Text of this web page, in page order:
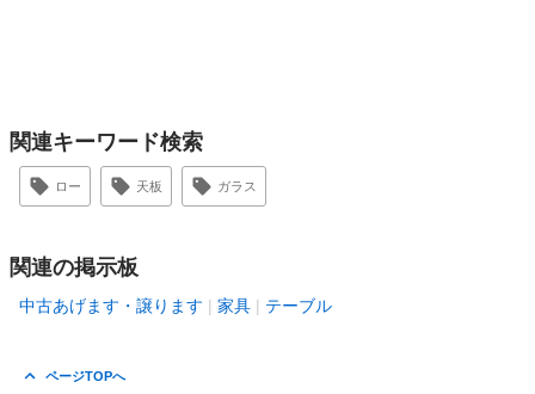
関連キーワード検索
ロー 天板 ガラス
関連の掲示板
中古あげます・譲ります 家具 テーブル
ページTOPへ